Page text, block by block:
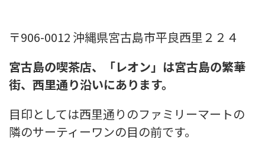
〒906-0012 沖縄県宮古島市平良西里２２４
宮古島の喫茶店、「レオン」は宮古島の繁華
街、西里通り沿いにあります。
目印としては西里通りのファミリーマートの
隣のサーティーワンの目の前です。